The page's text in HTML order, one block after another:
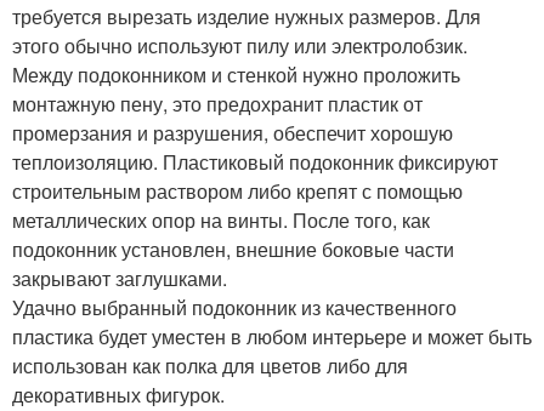
требуется вырезать изделие нужных размеров. Для
этого обычно используют пилу или электролобзик.
Между подоконником и стенкой нужно проложить
монтажную пену, это предохранит пластик от
промерзания и разрушения, обеспечит хорошую
теплоизоляцию. Пластиковый подоконник фиксируют
строительным раствором либо крепят с помощью
металлических опор на винты. После того, как
подоконник установлен, внешние боковые части
закрывают заглушками.
Удачно выбранный подоконник из качественного
пластика будет уместен в любом интерьере и может быть
использован как полка для цветов либо для
декоративных фигурок.